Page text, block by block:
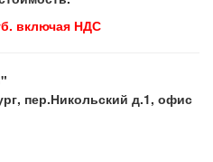
включая НДС
пер.Никольский д.1, офис